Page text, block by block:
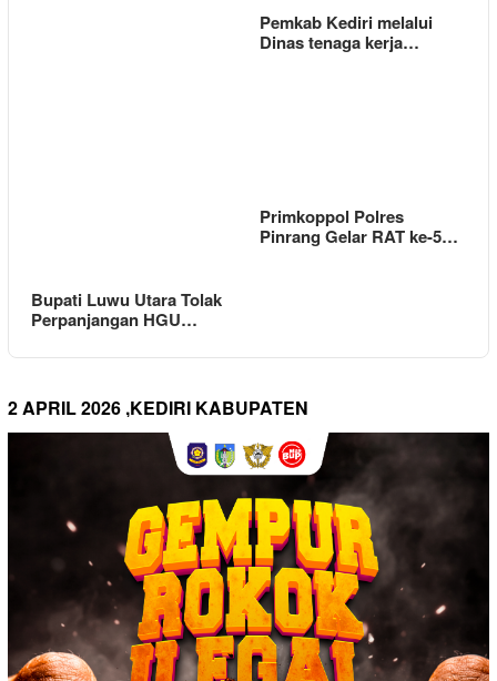
Pemkab Kediri melalui
Dinas tenaga kerja…
Bupati Luwu Utara Tolak
Perpanjangan HGU…
Primkoppol Polres
Pinrang Gelar RAT ke-5…
2 APRIL 2026 ,KEDIRI KABUPATEN